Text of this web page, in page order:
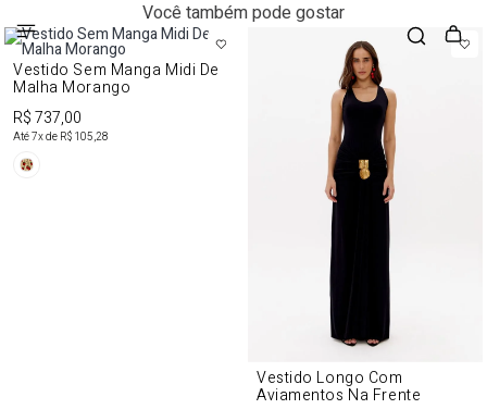
Você também pode gostar
Vestido Sem Manga Midi De
Malha Morango
R$ 737,00
Até7x de R$ 105,28
Vestido Longo Com
Aviamentos Na Frente